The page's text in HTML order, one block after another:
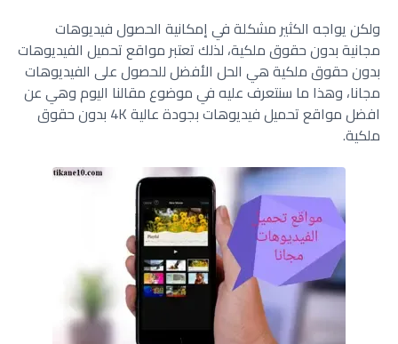
ولكن يواجه الكثير مشكلة في إمكانية الحصول فيديوهات
مجانية بدون حقوق ملكية، لذلك تعتبر مواقع تحميل الفيديوهات
بدون حقوق ملكية هي الحل الأفضل للحصول على الفيديوهات
مجانا، وهذا ما سنتعرف عليه في موضوع مقالنا اليوم وهي عن
افضل مواقع تحميل فيديوهات بجودة عالية 4K بدون حقوق
ملكية.